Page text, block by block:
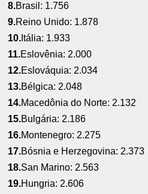
8.Brasil: 1.756
9.Reino Unido: 1.878
10. Itália: 1.933
11.Eslovênia: 2.000
12.Eslováquia: 2.034
13.Bélgica: 2.048
14.Macedônia do Norte: 2.132
15.Bulgária: 2.186
16.Montenegro: 2.275
17.Bósnia e Herzegovina: 2.373
18.San Marino: 2.563
19.Hungria: 2.606